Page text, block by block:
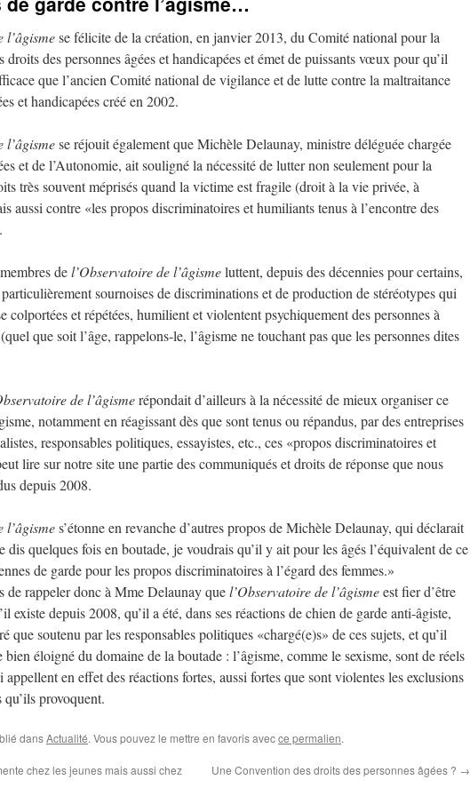
l’âgismese félicite de la création, en janvier 2013, du Comité national pour la
droits des personnes âgées et handicapées et émet de puissants vœux pour qu’il
que l’ancien Comité national de vigilance et de lutte contre la maltraitance
et handicapées créé en 2002.
l’âgismese réjouit également que Michèle Delaunay, ministre déléguée chargée
et de l’Autonomie, ait souligné la nécessité de lutter non seulement pour la
très souvent méprisés quand la victime est fragile (droit à la vie privée, à
aussi contre «les propos discriminatoires et humiliants tenus à l’encontre des
del’Observatoire de l’âgismeluttent, depuis des décennies pour certains,
sournoises de discriminations et de production de stéréotypes qui
colportées et répétées, humilient et violentent psychiquement des personnes à
que soit l’âge, rappelons-le, l’âgisme ne touchant pas que les personnes dites
de l’âgismerépondait d’ailleurs à la nécessité de mieux organiser ce
notamment en réagissant dès que sont tenus ou répandus, par des entreprises
responsables politiques, essayistes, etc., ces «propos discriminatoires et
lire sur notre site une partie des communiqués et droits de réponse que nous
depuis 2008.
l’âgismes’étonne en revanche d’autres propos de Michèle Delaunay, qui déclarait
dis quelques fois en boutade, je voudrais qu’il y ait pour les âgés l’équivalent de ce
de garde pour les propos discriminatoires à l’égard des femmes.»
de rappeler donc à Mme Delaunay quel’Observatoire de l’âgismeest fier d’être
existe depuis 2008, qu’il a été, dans ses réactions de chien de garde anti-âgiste,
que soutenu par les responsables politiques «chargé(e)s» de ces sujets, et qu’il
bien éloigné du domaine de la boutade : l’âgisme, comme le sexisme, sont de réels
en effet des réactions fortes, aussi fortes que sont violentes les exclusions
provoquent.
dansActualité. Vous pouvez le mettre en favoris avecce permalien.
chez les jeunes mais aussi chez
Une Convention des droits des personnes âgées ? →